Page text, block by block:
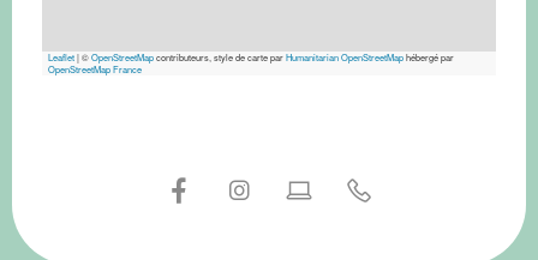
Leaflet|©OpenStreetMapcontributeurs, style de carte parHumanitarian OpenStreetMaphébergé par
OpenStreetMap France